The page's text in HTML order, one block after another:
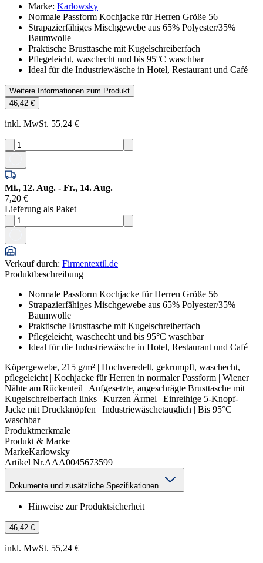
Marke: Karlowsky
Normale Passform Kochjacke für Herren Größe 56
Strapazierfähiges Mischgewebe aus 65% Polyester/35%
Baumwolle
Praktische Brusttasche mit Kugelschreiberfach
Pflegeleicht, waschecht und bis 95°C waschbar
Ideal für die Industriewäsche in Hotel, Restaurant und Café
Weitere Informationen zum Produkt
46,42 €
inkl. MwSt. 55,24 €
Mi., 12. Aug. - Fr., 14. Aug.
7,20 €
Lieferung als Paket
Verkauf durch: Firmentextil.de
Produktbeschreibung
Normale Passform Kochjacke für Herren Größe 56
Strapazierfähiges Mischgewebe aus 65% Polyester/35%
Baumwolle
Praktische Brusttasche mit Kugelschreiberfach
Pflegeleicht, waschecht und bis 95°C waschbar
Ideal für die Industriewäsche in Hotel, Restaurant und Café
Köpergewebe, 215 g/m² | Hochveredelt, gekrumpft, waschecht,
pflegeleicht | Kochjacke für Herren in normaler Passform | Wiener
Nähte am Rückenteil | Aufgesetzte, angeschrägte Brusttasche mit
Kugelschreiberfach links | Kurzen Ärmel | Einreihige 5-Knopf-
Jacke mit Druckknöpfen | Industriewäschetauglich | Bis 95°C
waschbar
Produktmerkmale
Produkt & Marke
MarkeKarlowsky
Artikel Nr.AAA0045673599
Dokumente und zusätzliche Spezifikationen
Hinweise zur Produktsicherheit
46,42 €
inkl. MwSt. 55,24 €